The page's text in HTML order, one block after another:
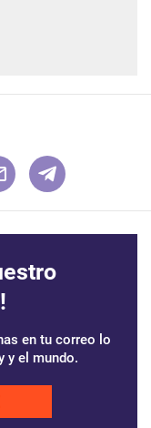
en tu correo lo
y el mundo.